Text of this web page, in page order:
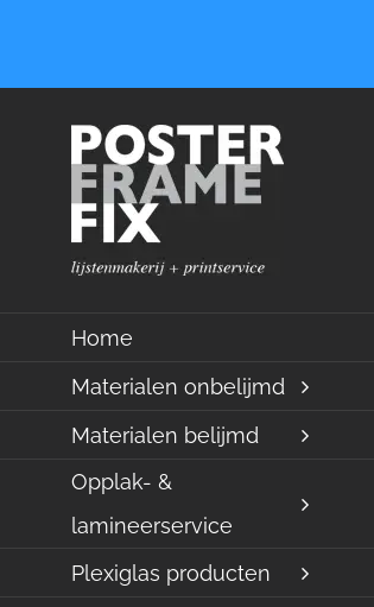
Home
Materialen onbelijmd
Materialen belijmd
Opplak- &
lamineerservice
Plexiglas producten